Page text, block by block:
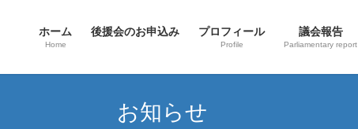
ホーム
Home
後援会のお申込み プロフィール
Profile
議会報告
Parliamentary report
お知らせ